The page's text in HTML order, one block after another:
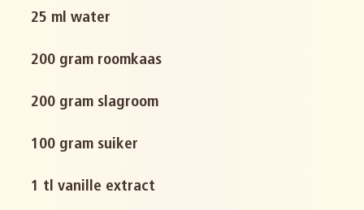
25 ml water
200 gram roomkaas
200 gram slagroom
100 gram suiker
1 tl vanille extract